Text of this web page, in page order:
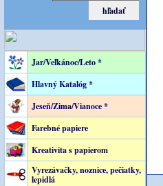
Jar/Veľkánoc/Leto *
Hlavný Katalóg *
Jeseň/Zima/Vianoce *
Farebné papiere
Kreativita s papierom
Vyrezávačky, noznice, pečiatky,
lepidlá